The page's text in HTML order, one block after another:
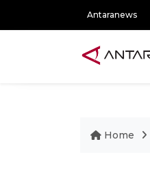
Antaranews
Home